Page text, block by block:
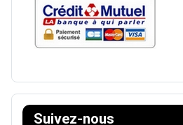
Suivez-nous